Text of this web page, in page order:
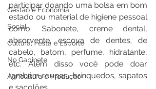
Gestão e Economia
Social
Cultura, Festa e Esporte
No Gabinete
Agricultura e Produção
participar doando uma bolsa em bom
estado ou material de higiene pessoal
como: Sabonete, creme dental,
absorvente, escova de dentes, de
cabelo, batom, perfume, hidratante,
etc. Além disso você pode doar
também roupas, brinquedos, sapatos